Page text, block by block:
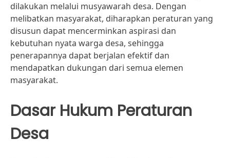
dilakukan melalui musyawarah desa. Dengan
melibatkan masyarakat, diharapkan peraturan yang
disusun dapat mencerminkan aspirasi dan
kebutuhan nyata warga desa, sehingga
penerapannya dapat berjalan efektif dan
mendapatkan dukungan dari semua elemen
masyarakat.
Dasar Hukum Peraturan
Desa